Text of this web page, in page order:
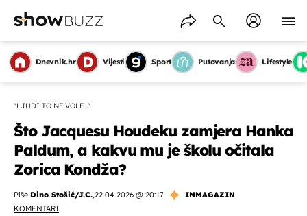
Dnevnik.hr Vijesti Sport Putovanja Lifestyle
''LJUDI TO NE VOLE...''
Što Jacquesu Houdeku zamjera Hanka
Paldum, a kakvu mu je školu očitala
Zorica Kondža?
Piše Dino Stošić/J.C.,22.04.2026 @ 20:17
INMAGAZIN
KOMENTARI